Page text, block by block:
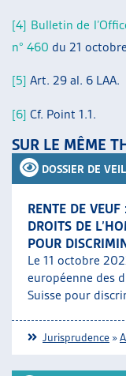
[4] Bulletin de
n° 460 du 21
[5] Art. 29 al. 6 LAA.
[6] Cf. Point 1.1.
SUR LE MÊME
DOSSIER DE
RENTE DE
DROITS DE
POUR
Le 11 octobre
européenne des
Suisse pour
Jurisprudence »